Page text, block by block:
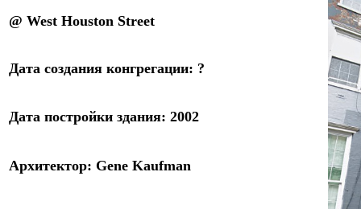
@ West Houston Street
Дата создания конгрегации: ?
Дата постройки здания: 2002
Архитектор: Gene Kaufman